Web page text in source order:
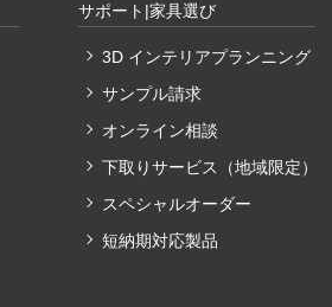
サポート|家具選び
3D インテリアプランニング
サンプル請求
オンライン相談
下取りサービス（地域限定）
スペシャルオーダー
短納期対応製品